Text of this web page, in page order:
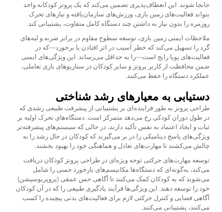
جابجا شوند. این انعطاف‌پذیری تضمین می‌کند که یک پروتز کودکانه واحد
بتواند فعالیت‌های زمین بازی، ورزش‌های سازمان‌یافته و نیازهای تحرک
روزمره را بدون نیاز به داشتن چند دستگاه کامل متفاوت، پشتیبانی کند.
ملاحظات ایمنی زمین بازی، توسعه سطوح مقاوم در برابر ضربه و لبه‌های
گرد را تسهیل می‌کند که خطر آسیب در اثر افتادن یا برخورد—که در
فعالیت‌های پویا رایج است—را به حداقل می‌رساند. این ویژگی‌های ایمنی
ضمن محافظت از کاربر پروتز و سایر کودکان در سناریوهای بازی تعاملی،
عملکرد دستگاه را حفظ می‌کنند.
دستیابی به معیارهای رشد شناختی
طراحی پروتز به طور فزاینده‌ای بر پشتیبانی از پیشرفت طبیعی رشدی که
در طول دوران کودکی رخ می‌دهد متمرکز است. دستگاه‌های تحرک اولیه بر
ثبات و ایجاد اعتماد به نفس تأکید دارند، در حالی که سیستم‌های پیشرفته‌تر
ویژگی‌های پاسخ دینامیکی را در بر می‌گیرند که کودکان در حال رشد را به
چالش می‌کشند تا مهارت‌های تعادل و هماهنگی خود را بهبود بخشند.
توسعه مهارت‌های حرکتی توجه ویژه‌ای در طراحی پروتز کودکان دریافت
می‌کند، به‌گونه‌ای که دستگاه‌ها مکانیسم‌های بازخورد حسی را شامل
می‌شوند که به کودکان کمک می‌کنند تا آگاهی حس عمقی (پروپریوسپشن)
خود را توسعه دهند. این ویژگی‌ها فرآیند یادگیری طبیعی را که در آن کودکان
آگاهی فضایی و کنترل حرکتی لازم برای فعالیت‌های بدنی پیچیده را کسب
می‌کنند، پشتیبانی می‌کنند.